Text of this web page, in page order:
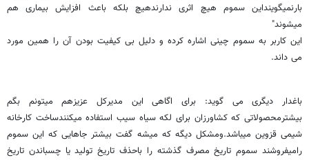
بارنمیگوینداین سموم هیچ اثری ندارندهیچ بلکه باعث افزایش بیماری هم
میشوند"
این کاربر به سموم چینی اشاره کرده و دلیل بی کیفیت بودن آن را همین مورد
می داند.
باغدار دیگری می گوید: برای اگاهی این مدیرکل عزیزهم میتونم بگم
بیشترمحصولاتی که کشاورزان برای لکه سیاه سیب استفاده میکنندساخت کارخانه
شیمی قزوین میباشد.ومشکل دیگه که میشه گفت بیشتر جاهایی که این سموم
رامیفروشند سموم تاریخ مصرف گذشته را باحذف تاریخ تولید یا چسباندن تاریخ